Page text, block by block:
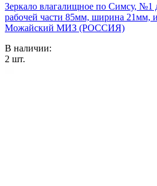
Зеркало влагалищное по Симсу, №1
рабочей части 85мм, ширина 21мм,
Можайский МИЗ (РОССИЯ)
В наличии:
2 шт.